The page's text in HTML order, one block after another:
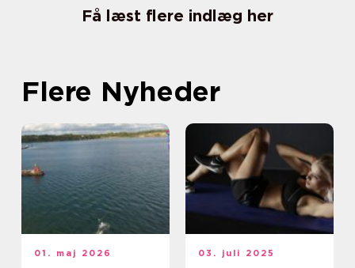
Få læst flere indlæg her
Flere Nyheder
01. maj 2026 03. juli 2025